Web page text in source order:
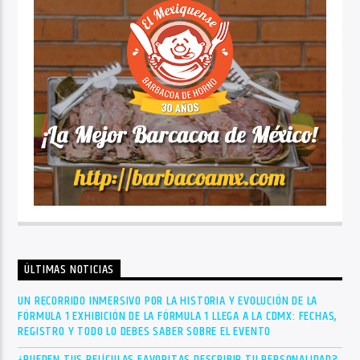
ÚLTIMAS NOTICIAS
UN RECORRIDO INMERSIVO POR LA HISTORIA Y EVOLUCIÓN DE LA
FÓRMULA 1 EXHIBICIÓN DE LA FÓRMULA 1 LLEGA A LA CDMX: FECHAS,
REGISTRO Y TODO LO DEBES SABER SOBRE EL EVENTO